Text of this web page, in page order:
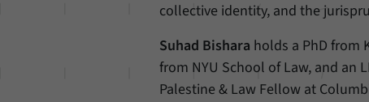
collective identity, and the
Suhad Bishara holds a PhD from
from NYU School of Law, and an
Palestine & Law Fellow at